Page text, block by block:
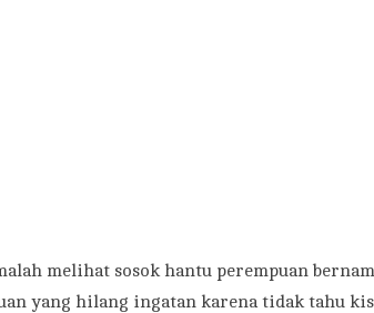
melihat sosok hantu perempuan
yang hilang ingatan karena tidak tahu